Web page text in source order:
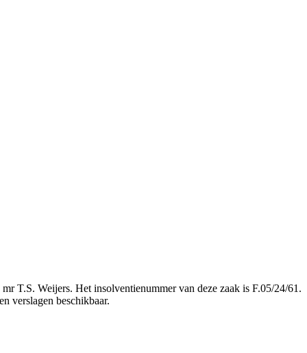
T.S. Weijers. Het insolventienummer van deze zaak is F.05/24/61.
verslagen beschikbaar.